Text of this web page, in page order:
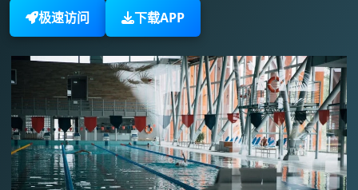
极速访问 下载APP